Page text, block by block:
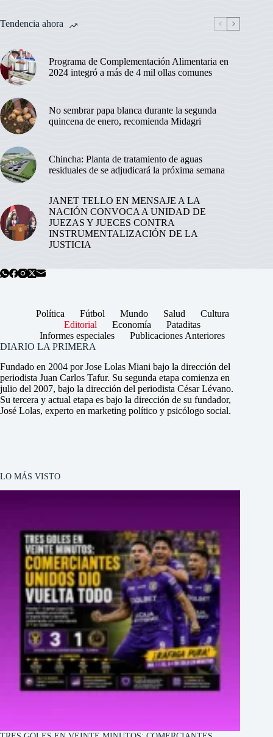
Tendencia ahora
Programa de Complementación Alimentaria en
2024 integró a más de 4 mil ollas comunes
No sembrar papa blanca durante la segunda
quincena de enero, recomienda Midagri
Chincha: Planta de tratamiento de aguas
residuales de se adjudicará la próxima semana
JANET TELLO EN MENSAJE A LA
NACIÓN CONVOCA A UNIDAD DE
JUEZAS Y JUECES CONTRA
INSTRUMENTALIZACIÓN DE LA
JUSTICIA
Política Fútbol Mundo Salud
Cultura
Editorial
Economía
Pataditas
Informes especiales
Publicaciones Anteriores
DIARIO LA PRIMERA
Fundado en 2004 por Jose Lolas Miani bajo la dirección del
periodista Juan Carlos Tafur. Su segunda etapa comienza en
julio del 2007, bajo la dirección del periodista César Lévano.
Su tercera y actual etapa es bajo la dirección de su fundador,
José Lolas, experto en marketing político y psicólogo social.
LO MÁS VISTO